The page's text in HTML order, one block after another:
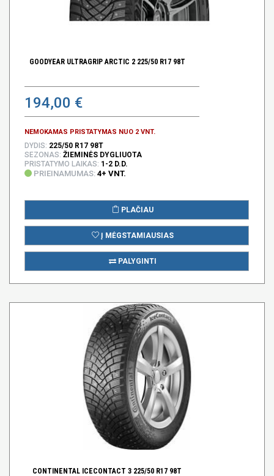
GOODYEAR ULTRAGRIP ARCTIC 2 225/50 R17 98T
194,00 €
NEMOKAMAS PRISTATYMAS NUO 2 VNT.
DYDIS: 225/50 R17 98T
SEZONAS: ŽIEMINĖS DYGLIUOTA
PRISTATYMO LAIKAS: 1-2 D.D.
PRIEINAMUMAS: 4+ VNT.
PLAČIAU
Į MĖGSTAMIAUSIAS
PALYGINTI
CONTINENTAL ICECONTACT 3 225/50 R17 98T